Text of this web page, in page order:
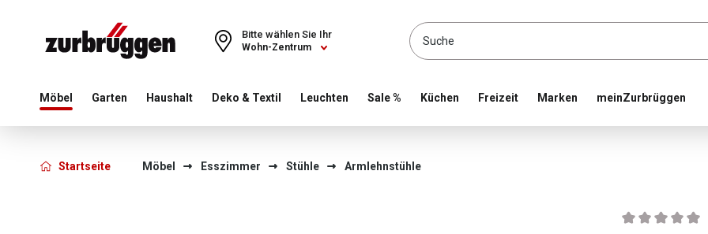
Choose a different country or region to see content for your location and shop online
Wohn-Zentrum
Bitte wählen Sie Ihr
Möbel Garten Haushalt Deko & Textil Leuchten Sale % Küchen Freizeit Marken meinZurbrüggen
Startseite Möbel Esszimmer Stühle Armlehnstühle